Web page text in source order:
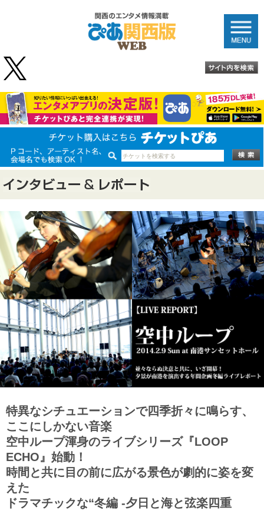
特異なシチュエーションで四季折々に鳴らす、
ここにしかない音楽
空中ループ渾身のライブシリーズ『LOOP
ECHO』始動！
時間と共に目の前に広がる景色が劇的に姿を変
えた
ドラマチックな“冬編 -夕日と海と弦楽四重